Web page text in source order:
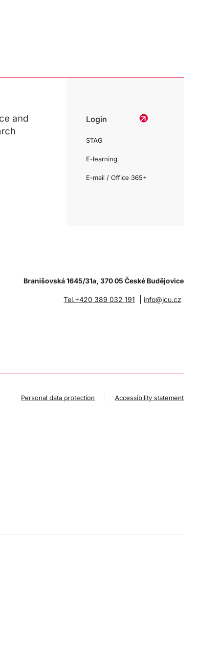
and
Login
STAG
E-learning
E-mail / Office 365+
Branišovská 1645/31a, 370 05 České Budějovice
Tel.+420 389 032 191 info@jcu.cz
Personal data protection Accessibility statement